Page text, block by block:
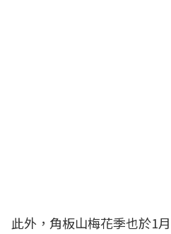
此外，角板山梅花季也於1